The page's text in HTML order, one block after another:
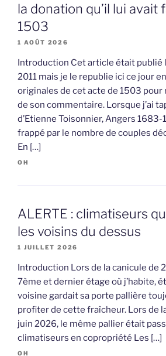
la donation qu’il lui avait
1503
1 AOÛT 2026
Introduction Cet article était publié
2011 mais je le republie ici ce jour
originales de cet acte de 1503 pour
de son commentaire. Lorsque j’ai
d’Etienne Toisonnier, Angers 1683-
frappé par le nombre de couples
En […]
OH
ALERTE : climatiseurs
les voisins du dessus
1 JUILLET 2026
Introduction Lors de la canicule de
7ème et dernier étage où j’habite,
voisine gardait sa porte pallière
profiter de cette fraîcheur. Lors de
juin 2026, le même pallier était
climatiseurs en copropriété Les […]
OH